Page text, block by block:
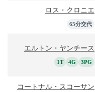
ロス・クロニエ
65分交代
エルトン・ヤンチース
1T 4G 3PG
コートナル・スコーサン